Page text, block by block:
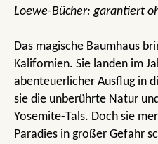
Loewe-Bücher: garantiert
Das magische Baumhaus
Kalifornien. Sie landen im
abenteuerlicher Ausflug in
sie die unberührte Natur
Yosemite-Tals. Doch sie
Paradies in großer Gefahr